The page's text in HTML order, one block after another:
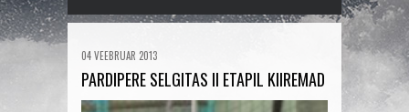
04 VEEBRUAR 2013
PARDIPERE SELGITAS II ETAPIL KIIREMAD